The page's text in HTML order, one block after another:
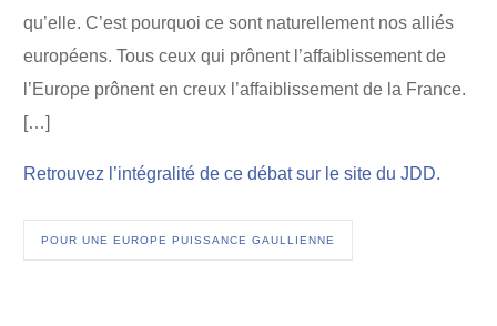
qu’elle. C’est pourquoi ce sont naturellement nos alliés
européens. Tous ceux qui prônent l’affaiblissement de
l’Europe prônent en creux l’affaiblissement de la France.
[…]
Retrouvez l’intégralité de ce débat sur le site du JDD.
POUR UNE EUROPE PUISSANCE GAULLIENNE